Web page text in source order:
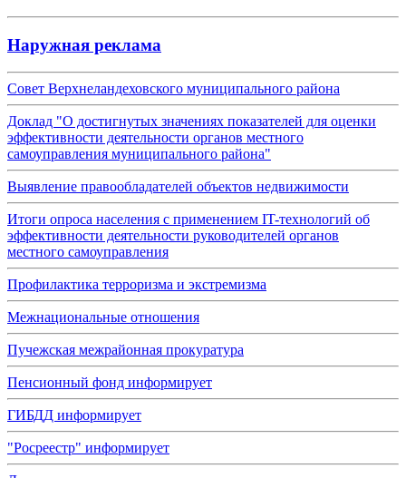
Наружная реклама
Совет Верхнеландеховского муниципального района
Доклад "О достигнутых значениях показателей для оценки
эффективности деятельности органов местного
самоуправления муниципального района"
Выявление правообладателей объектов недвижимости
Итоги опроса населения с применением IT-технологий об
эффективности деятельности руководителей органов
местного самоуправления
Профилактика терроризма и экстремизма
Межнациональные отношения
Пучежская межрайонная прокуратура
Пенсионный фонд информирует
ГИБДД информирует
"Росреестр" информирует